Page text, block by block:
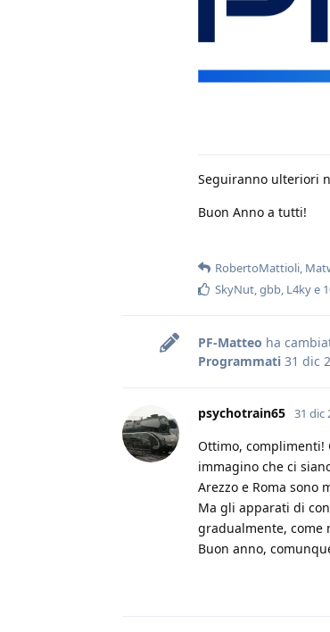
Seguiranno ulteriori
Buon Anno a tutti!
RobertoMattioli,
SkyNut,gbb, L4kye
PF-Matteo ha
Programmati 31 dic
psychotrain65 31 dic
Ottimo, complimenti!
immagino che ci
Arezzo e Roma sono
Ma gli apparati di
gradualmente, come
Buon anno,